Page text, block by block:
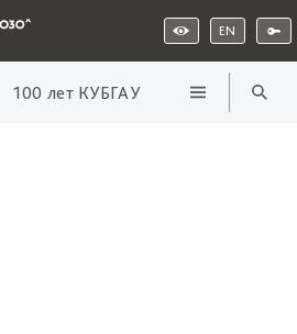
EN
100 лет КУБГАУ